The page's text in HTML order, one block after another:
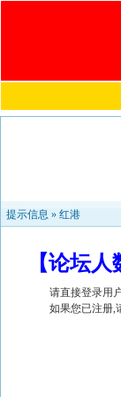
提示信息 » 红港
【论坛
请直接登录用
如果您已注册,